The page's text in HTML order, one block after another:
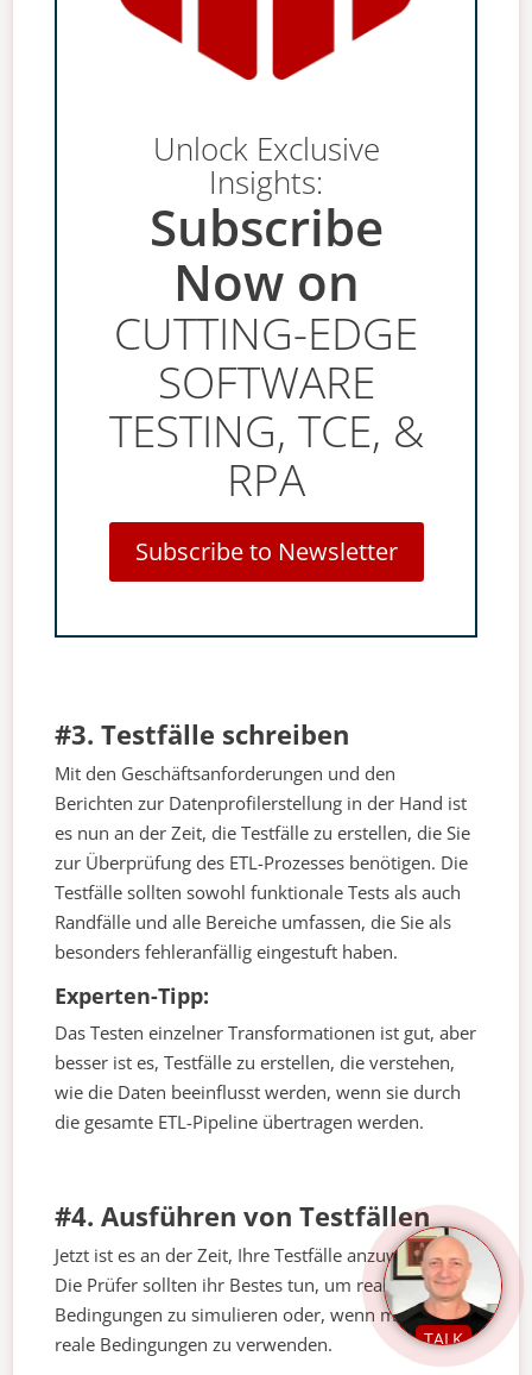
Unlock Exclusive
Insights:
Subscribe
Now on
CUTTING-EDGE
SOFTWARE
TESTING, TCE, &
RPA
Subscribe to Newsletter
#3. Testfälle schreiben
Mit den Geschäftsanforderungen und den
Berichten zur Datenprofilerstellung in der Hand ist
es nun an der Zeit, die Testfälle zu erstellen, die Sie
zur Überprüfung des ETL-Prozesses benötigen. Die
Testfälle sollten sowohl funktionale Tests als auch
Randfälle und alle Bereiche umfassen, die Sie als
besonders fehleranfällig eingestuft haben.
Experten-Tipp:
Das Testen einzelner Transformationen ist gut, aber
besser ist es, Testfälle zu erstellen, die verstehen,
wie die Daten beeinflusst werden, wenn sie durch
die gesamte ETL-Pipeline übertragen werden.
#4. Ausführen von Testfällen
Jetzt ist es an der Zeit, Ihre Testfälle anzuwenden.
Die Prüfer sollten ihr Bestes tun, um reale
Bedingungen zu simulieren oder, wenn möglich,
reale Bedingungen zu verwenden.
TALK